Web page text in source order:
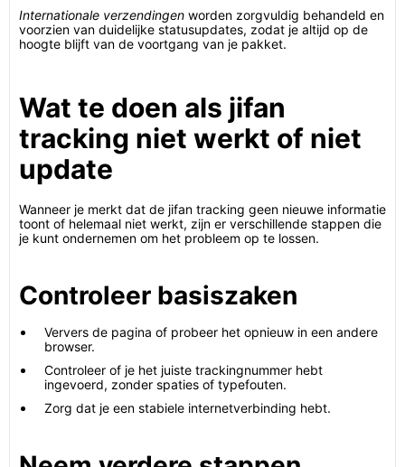
Internationale verzendingen worden zorgvuldig behandeld en
voorzien van duidelijke statusupdates, zodat je altijd op de
hoogte blijft van de voortgang van je pakket.
Wat te doen als jifan
tracking niet werkt of niet
update
Wanneer je merkt dat de jifan tracking geen nieuwe informatie
toont of helemaal niet werkt, zijn er verschillende stappen die
je kunt ondernemen om het probleem op te lossen.
Controleer basiszaken
Ververs de pagina of probeer het opnieuw in een andere
browser.
Controleer of je het juiste trackingnummer hebt
ingevoerd, zonder spaties of typefouten.
Zorg dat je een stabiele internetverbinding hebt.